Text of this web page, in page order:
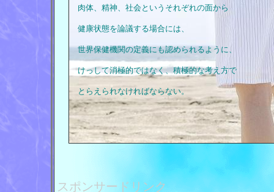
肉体、精神、社会というそれぞれの面から
健康状態を論議する場合には、
世界保健機関の定義にも認められるように、
けっして消極的ではなく、積極的な考え方で
とらえられなければならない。
スポンサードリンク